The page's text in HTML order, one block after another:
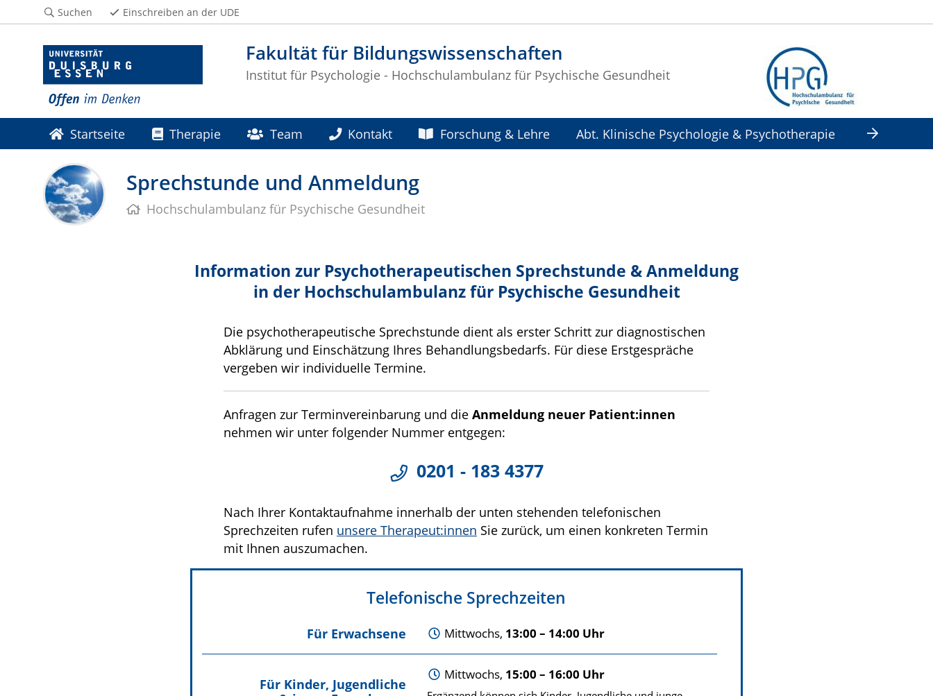
Fakultät für Bildungswissenschaften
Institut für Psychologie - Hochschulambulanz für Psychische Gesundheit
Suchen Einschreiben an der UDE
Startseite Therapie Team Kontakt Forschung & Lehre
Abt. Klinische Psychologie & Psychotherapie
Abt. Klinisch-Psychologische Intervention
Sprechstunde und Anmeldung
Hochschulambulanz für Psychische Gesundheit
Information zur Psychotherapeutischen Sprechstunde & Anmeldung
in der Hochschulambulanz für Psychische Gesundheit
Die psychotherapeutische Sprechstunde dient als erster Schritt zur diagnostischen
Abklärung und Einschätzung Ihres Behandlungsbedarfs. Für diese Erstgespräche
vergeben wir individuelle Termine.
Anfragen zur Terminvereinbarung und die Anmeldung neuer Patient:innen
nehmen wir unter folgender Nummer entgegen:
0201 - 183 4377
Nach Ihrer Kontaktaufnahme innerhalb der unten stehenden telefonischen
Sprechzeiten rufen unsere Therapeut:innen Sie zurück, um einen konkreten Termin
mit Ihnen auszumachen.
Telefonische Sprechzeiten
Für Erwachsene Mittwochs, 13:00 – 14:00 Uhr
Für Kinder, Jugendliche
Mittwochs, 15:00 – 16:00 Uhr